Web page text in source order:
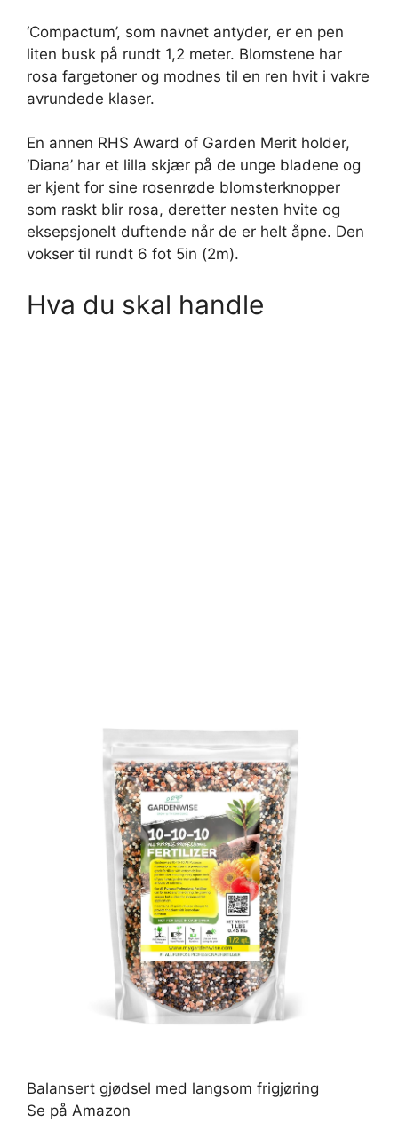
‘Compactum’, som navnet antyder, er en pen
liten busk på rundt 1,2 meter. Blomstene har
rosa fargetoner og modnes til en ren hvit i vakre
avrundede klaser.
En annen RHS Award of Garden Merit holder,
‘Diana’ har et lilla skjær på de unge bladene og
er kjent for sine rosenrøde blomsterknopper
som raskt blir rosa, deretter nesten hvite og
eksepsjonelt duftende når de er helt åpne. Den
vokser til rundt 6 fot 5in (2m).
Hva du skal handle
Balansert gjødsel med langsom frigjøring
Se på Amazon